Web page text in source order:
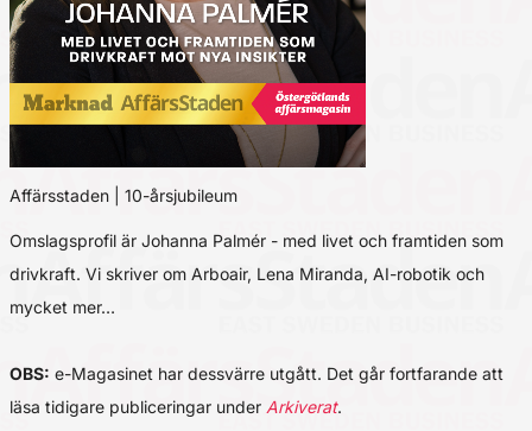
Affärsstaden | 10-årsjubileum
Omslagsprofil är Johanna Palmér - med livet och framtiden som
drivkraft. Vi skriver om Arboair, Lena Miranda, AI-robotik och
mycket mer…
OBS: e-Magasinet har dessvärre utgått. Det går fortfarande att
läsa tidigare publiceringar under Arkiverat.